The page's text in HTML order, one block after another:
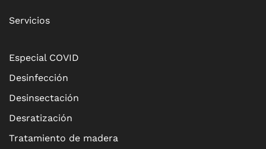
Servicios
Especial COVID
Desinfección
Desinsectación
Desratización
Tratamiento de madera